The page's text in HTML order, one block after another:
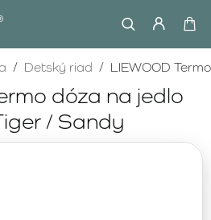
dóza na jedlo
/ Sandy
Detský riad LIEWOOD